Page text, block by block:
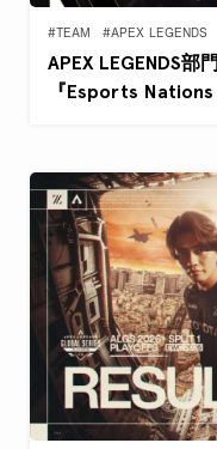
#TEAM #APEX LEGENDS
APEX LEGENDS部
『Esports